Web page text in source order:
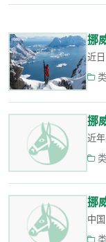
挪
近
挪
近
挪
中